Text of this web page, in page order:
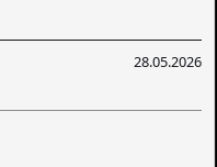
28.05.2026